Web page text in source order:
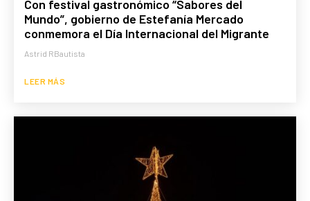
Con festival gastronómico “Sabores del
Mundo”, gobierno de Estefanía Mercado
conmemora el Día Internacional del Migrante
Astrid RBautista
LEER MÁS